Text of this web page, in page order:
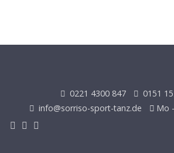
0221 4300 847
0151
info@sorriso-sport-tanz.de
Mo